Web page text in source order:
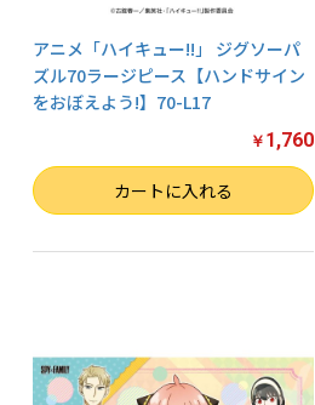
アニメ「ハイキュー!!」 ジグソーパ
ズル70ラージピース【ハンドサイン
をおぼえよう!】70-L17
￥ 1,760
数量 カートに入れる